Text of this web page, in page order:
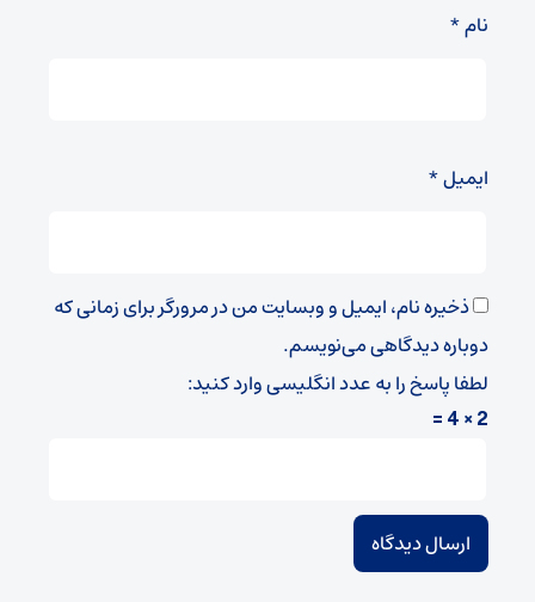
نام*
ایمیل*
ذخیره نام، ایمیل و وبسایت من در مرورگر برای زمانی که
دوباره دیدگاهی می‌نویسم.
لطفا پاسخ را به عدد انگلیسی وارد کنید:
2 × 4 =